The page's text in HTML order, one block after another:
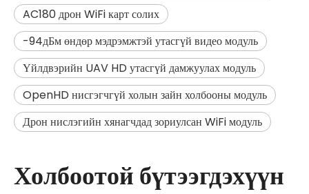
AC180 дрон WiFi карт солих
-94дБм өндөр мэдрэмжтэй утасгүй видео модуль
Үйлдвэрийн UAV HD утасгүй дамжуулах модуль
OpenHD нисгэгчгүй холын зайн холбооны модуль
Дрон нислэгийн хянагчдад зориулсан WiFi модуль
Холбоотой бүтээгдэхүүн